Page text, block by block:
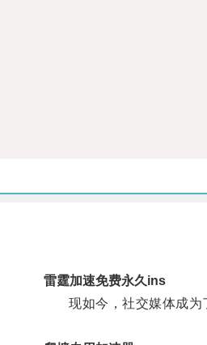
雷霆加速免费永久ins
现如今，社交媒体成为